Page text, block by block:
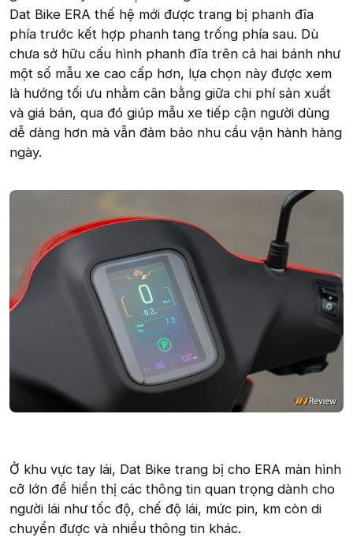
Dat Bike ERA thế hệ mới được trang bị phanh đĩa
phía trước kết hợp phanh tang trống phía sau. Dù
chưa sở hữu cấu hình phanh đĩa trên cả hai bánh như
một số mẫu xe cao cấp hơn, lựa chọn này được xem
là hướng tối ưu nhằm cân bằng giữa chi phí sản xuất
và giá bán, qua đó giúp mẫu xe tiếp cận người dùng
dễ dàng hơn mà vẫn đảm bảo nhu cầu vận hành hàng
ngày.
Ở khu vực tay lái, Dat Bike trang bị cho ERA màn hình
cỡ lớn để hiển thị các thông tin quan trọng dành cho
người lái như tốc độ, chế độ lái, mức pin, km còn di
chuyển được và nhiều thông tin khác.